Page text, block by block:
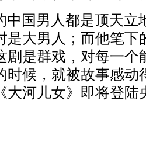
国男人都是顶天立
是大男人；而他笔
剧是群戏，对每一
时候，就被故事感
大河儿女》即将登陆